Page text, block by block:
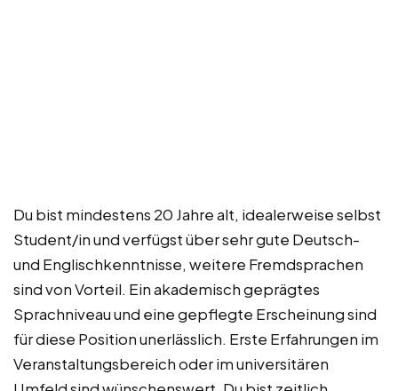
Du bist mindestens 20 Jahre alt, idealerweise selbst
Student/in und verfügst über sehr gute Deutsch-
und Englischkenntnisse, weitere Fremdsprachen
sind von Vorteil. Ein akademisch geprägtes
Sprachniveau und eine gepflegte Erscheinung sind
für diese Position unerlässlich. Erste Erfahrungen im
Veranstaltungsbereich oder im universitären